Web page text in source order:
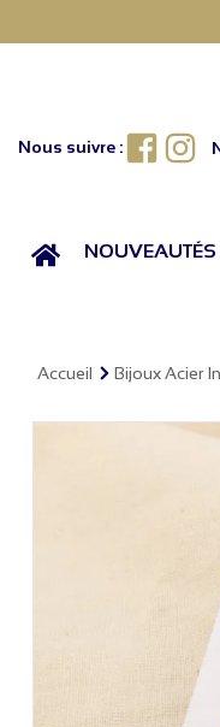
Nous suivre :
ACCUEILNOUVEAUTÉS
Accueil Bijoux Acier